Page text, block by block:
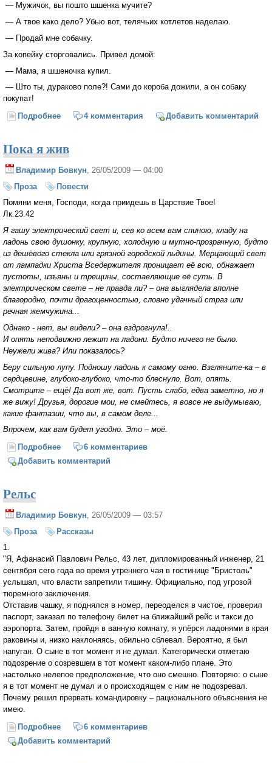
— Мужичок, вы пошто шшенка мучите?
— А твое како дело? Убью вот, телячьих котлетов наделаю.
— Продай мне собачку.
За копейку сторговались. Привел домой:
— Мама, я шшеночка купил.
— Што ты, дураково поле?! Сами до короба дожили, а он собаку
покупат!
Подробнее о Волшебное кольцо (Борис Шергин)
4 комментария Добавить комментарий
Пока я жив
Владимир Бовкун , 26/05/2009 — 04:00
Проза
Повести
Помяни меня, Господи, когда приидешь в Царствие Твое!
Лк.23.42
Я гашу электрический свет и, сев ко всем вам спиною, кладу на
ладонь свою душонку, крупную, холодную и мутно-прозрачную, будто
из дешёвого стекла или грязной городской льдины. Мерцающий свет
от лампадки Христа Вседержителя проницает её всю, обнажает
пустоты, изъяны и трещины, составляющие её суть. В
электрическом свете – не правда ли? – она выглядела вполне
благородно, почти драгоценностью, словно удачный страз или
речная жемчужина...
Однако - нет, вы видели? – она вздрогнула!..
И опять неподвижно лежит на ладони. Будто ничего не было.
Неужели жива? Или показалось?
Беру сильную лупу. Подношу ладонь к самому огню. Взгляните-ка – в
сердцевине, глубоко-глубоко, что-то блеснуло. Вот, опять.
Смотрите – ещё! Да вот же, вот. Пусть слабо, едва заметно, но я
же вижу! Друзья, дорогие мои, не смейтесь, я вовсе не выдумываю,
какие фантазии, что вы, в самом деле...
Впрочем, как вам будет угодно. Это – моё.
Подробнее о Пока я жив
6 комментариев
Добавить комментарий
Рельс
Владимир Бовкун , 26/05/2009 — 03:57
Проза
Рассказы
1.
"Я, Афанасий Павлович Рельс, 43 лет, дипломированный инженер, 21
сентября сего года во время утреннего чая в гостинице "Бристоль"
услышал, что власти запретили тишину. Официально, под угрозой
тюремного заключения.
Отставив чашку, я поднялся в номер, переоделся в чистое, проверил
паспорт, заказал по телефону билет на ближайший рейс и такси до
аэропорта. Затем, пройдя в ванную комнату, я упёрся ладонями в края
раковины и, низко наклоняясь, обильно сблевал. Вероятно, я был
напуган. О сыне в тот момент я не думал. Категорически отметаю
подозрение о созревшем в тот момент каком-либо плане. Это
настолько нелепое предположение, что оно смешно. Повторяю: о сыне
я в тот момент не думал и о происходящем с ним не подозревал.
Почему решил прервать командировку – рационального объяснения не
имею.
Подробнее о Рельс6 комментариев
Добавить комментарий